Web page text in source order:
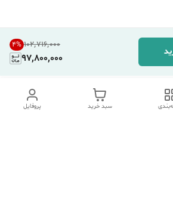
۱۰۲٬۷۱۶٬۰۰۰ 4%
97,800,000
پروفایل سبد خرید